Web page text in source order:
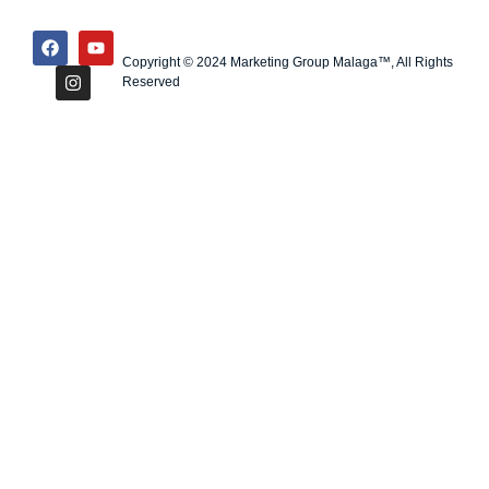
Copyright © 2024 Marketing Group Malaga™, All Rights
Reserved